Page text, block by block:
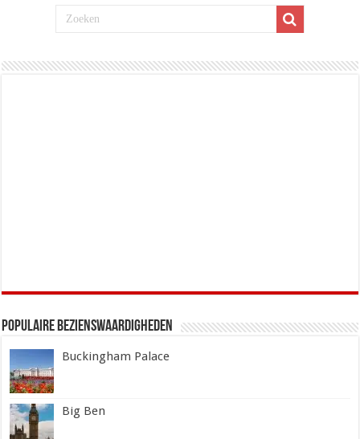
Populaire Bezienswaardigheden
Buckingham Palace
Big Ben